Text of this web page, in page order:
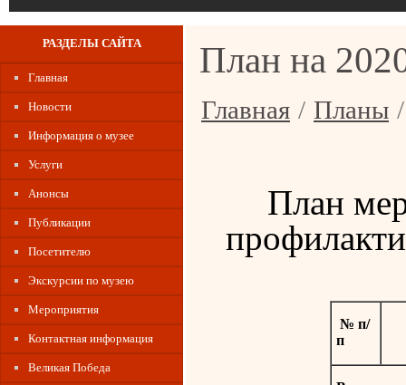
РАЗДЕЛЫ САЙТА
Главная
Новости
Информация о музее
Услуги
Анонсы
Публикации
Посетителю
Экскурсии по музею
Мероприятия
Контактная информация
Великая Победа
План на
Главная / Планы
План
№ п/
п